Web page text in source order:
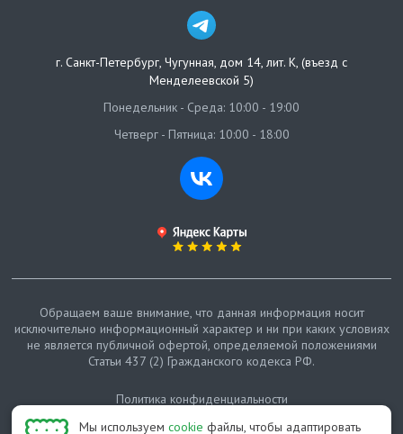
Мы используем cookie файлы, чтобы адаптировать
г. Санкт-Петербург, Чугунная, дом 14, лит. К, (въезд с
Менделеевской 5)
Понедельник - Среда: 10:00 - 19:00
Четверг - Пятница: 10:00 - 18:00
Обращаем ваше внимание, что данная информация носит
исключительно информационный характер и ни при каких условиях
не является публичной офертой, определяемой положениями
Статьи 437 (2) Гражданского кодекса РФ.
Политика конфиденциальности